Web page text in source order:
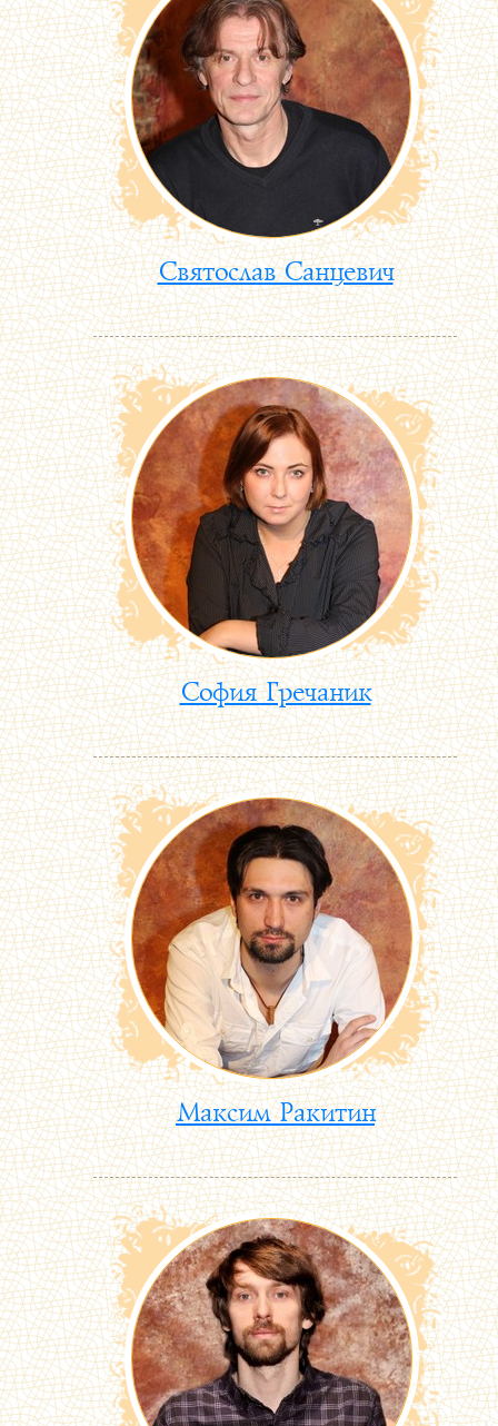
Святослав Санцевич
София Гречаник
Максим Ракитин